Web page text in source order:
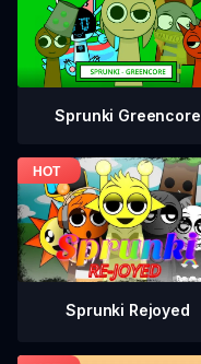
Sprunki Greencore
Sprunki Rejoyed